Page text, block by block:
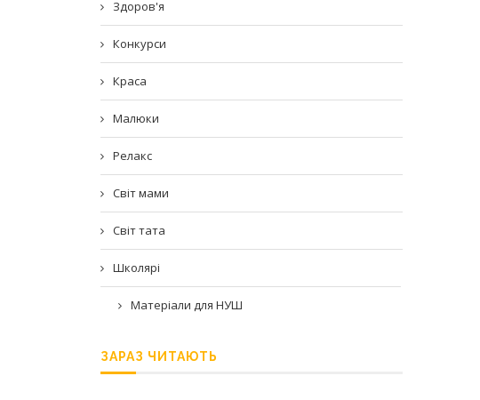
Здоров'я
Конкурси
Краса
Малюки
Релакс
Світ мами
Світ тата
Школярі
Матеріали для НУШ
ЗАРАЗ ЧИТАЮТЬ